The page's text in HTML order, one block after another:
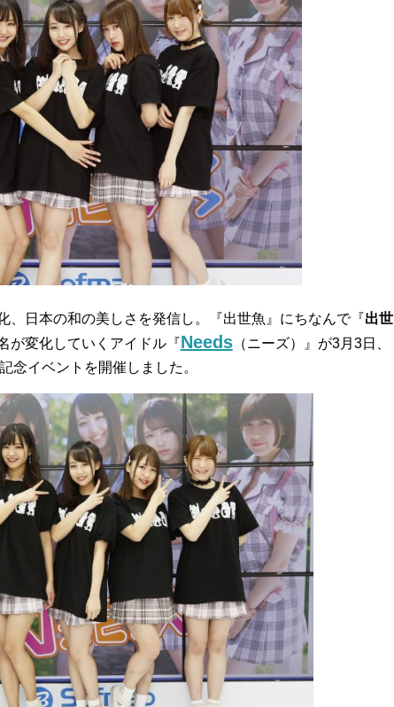
、日本の和の美しさを発信し。『出世魚』にちなんで『出世
が変化していくアイドル『Needs（ニーズ）』が3月3日、
念イベントを開催しました。